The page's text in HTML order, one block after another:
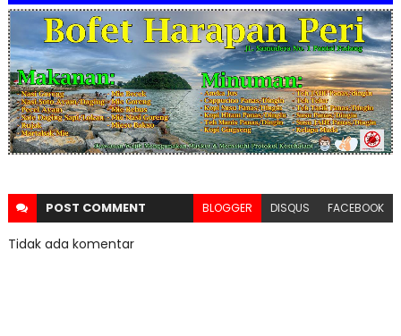
POST COMMENT BLOGGER DISQUS FACEBOOK
Tidak ada komentar